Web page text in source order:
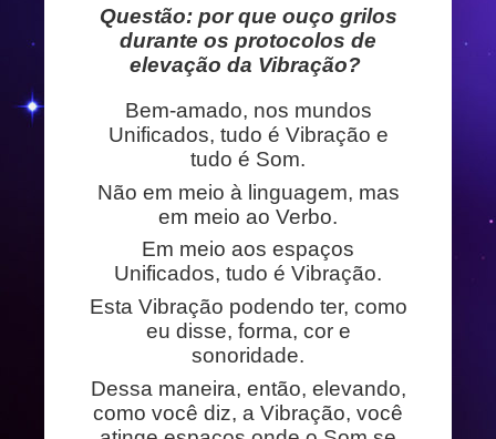
Questão: por que ouço grilos
durante os protocolos de
elevação da Vibração?
Bem-amado, nos mundos
Unificados, tudo é Vibração e
tudo é Som.
Não em meio à linguagem, mas
em meio ao Verbo.
Em meio aos espaços
Unificados, tudo é Vibração.
Esta Vibração podendo ter, como
eu disse, forma, cor e
sonoridade.
Dessa maneira, então, elevando,
como você diz, a Vibração, você